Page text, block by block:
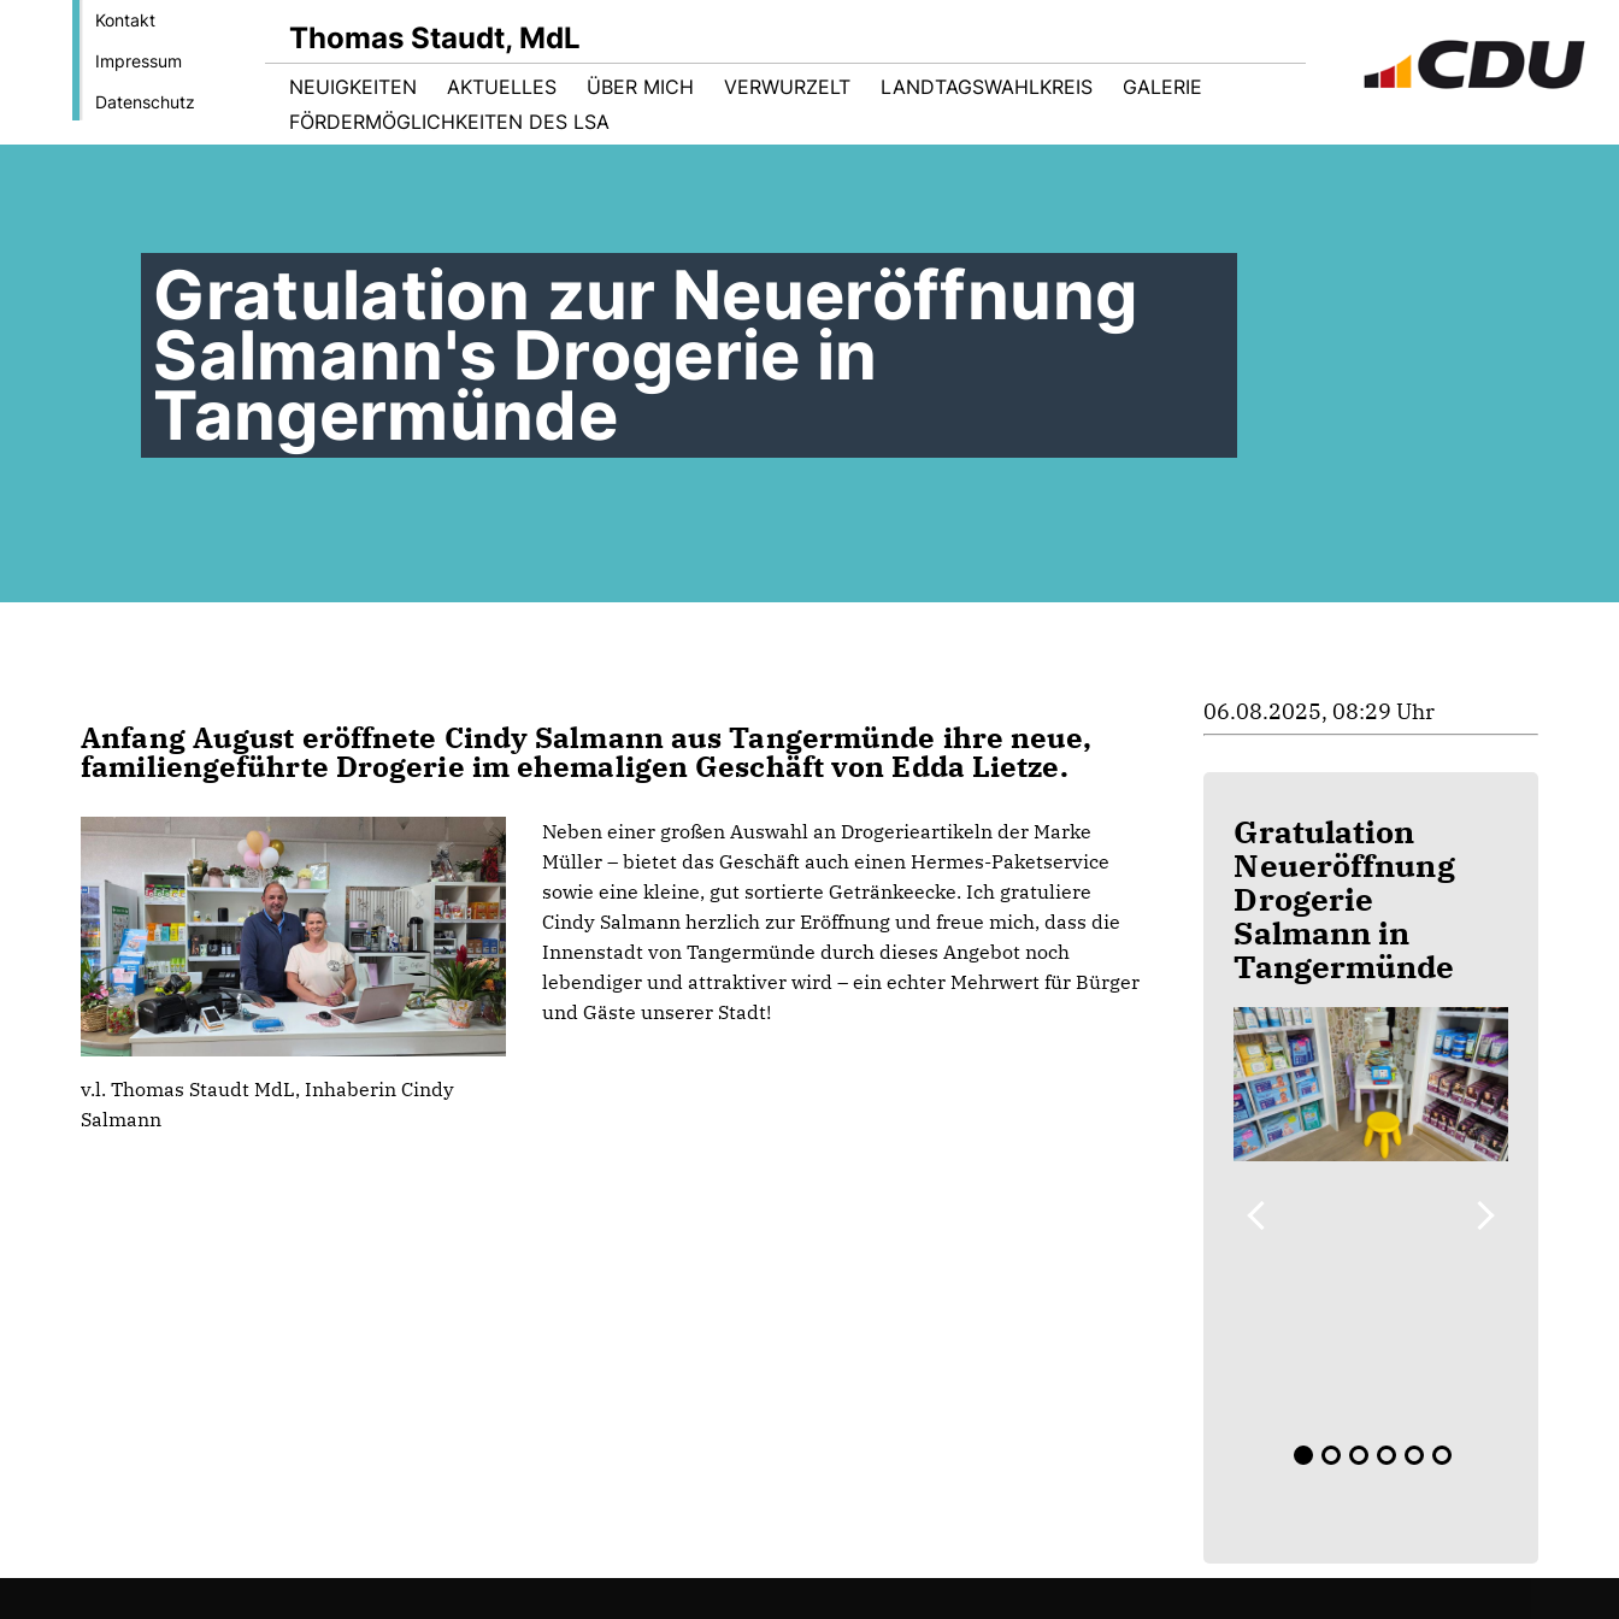
Kontakt
Impressum
Datenschutz
Thomas Staudt, MdL
NEUIGKEITEN AKTUELLES ÜBER MICH VERWURZELT LANDTAGSWAHLKREIS
GALERIE
FÖRDERMÖGLICHKEITEN DES LSA
Gratulation zur Neueröffnung
Salmann's Drogerie in
Tangermünde
Anfang August eröffnete Cindy Salmann aus Tangermünde ihre neue,
familiengeführte Drogerie im ehemaligen Geschäft von Edda Lietze.
v.l. Thomas Staudt MdL, Inhaberin Cindy
Salmann
Neben einer großen Auswahl an Drogerieartikeln der Marke
Müller – bietet das Geschäft auch einen Hermes-Paketservice
sowie eine kleine, gut sortierte Getränkeecke. Ich gratuliere
Cindy Salmann herzlich zur Eröffnung und freue mich, dass die
Innenstadt von Tangermünde durch dieses Angebot noch
lebendiger und attraktiver wird – ein echter Mehrwert für Bürger
und Gäste unserer Stadt!
06.08.2025, 08:29 Uhr
Gratulation
Neueröffnung
Drogerie
Salmann in
Tangermünde